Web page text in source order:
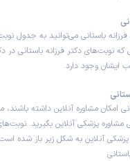
فرزانه باستانی می‌توانید به جدول
نوبت‌های دکتر فرزانه باستانی در
ایشان وجود دارد.
امکان مشاوره آنلاین داشته باشند،
مشاوره پزشکی آنلاین بگیرید.
پزشکی آنلاین به شکل زیر باز شده